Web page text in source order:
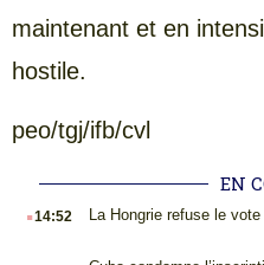
maintenant et en
hostile.
peo/tgj/ifb/cvl
EN
.14:52 La Hongrie refuse le